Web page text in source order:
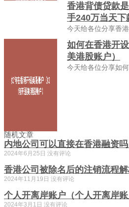
香港背债贷款
手240万当天下
今天给各位分享香
如何在香港开
美港股账户）
今天给各位分享如
随机文章
内地公司可以直接在香港融资吗
2024年6月25日 没有评论
香港公司被除名后的注销流程
2024年11月19日 没有评论
个人开离岸账户（个人开离岸账
2024年3月1日 没有评论